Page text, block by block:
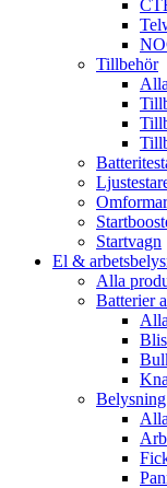
Tillbehör
Startvagn
El &
Alla
Batterier
Belysning